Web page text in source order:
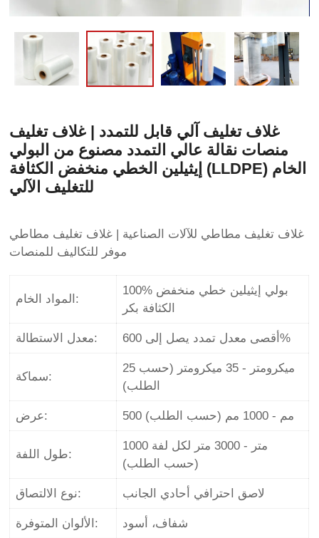
غلاف تغليف آلي قابل للتمدد | غلاف تغليف
منصات نقالة عالي التمدد مصنوع من البولي
إيثيلين الخطي منخفض الكثافة (LLDPE) الخام
للتغليف الآلي
غلاف تغليف مطاطي للآلات الصناعية | غلاف تغليف مطاطي
موفر للتكاليف للمنصات
المواد الخام:
100% بولي إيثيلين خطي منخفض
الكثافة بكر
معدل الاستطالة: أقصى معدل تمدد يصل إلى 600%
سماكة:
25 ميكرومتر - 35 ميكرومتر (حسب
الطلب)
عرض: 500 مم - 1000 مم (حسب الطلب)
طول اللفة:
1000 متر - 3000 متر لكل لفة
(حسب الطلب)
نوع الالتصاق: لاصق احترافي أحادي الجانب
الألوان المتوفرة: شفاف، أسود